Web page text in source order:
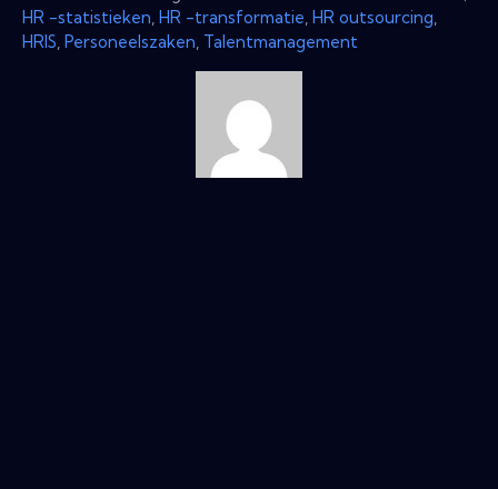
HR -statistieken HR -transformatie HR outsourcing
HRIS Personeelszaken Talentmanagement